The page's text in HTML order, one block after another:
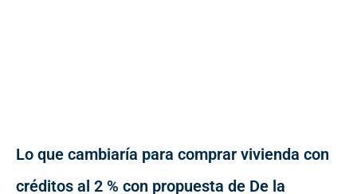
Lo que cambiaría para comprar vivienda con
créditos al 2 % con propuesta de De la